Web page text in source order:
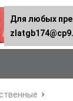
Для любых